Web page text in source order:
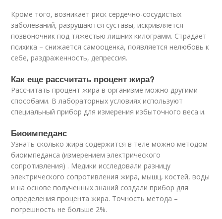
Кроме того, возникает риск сердечно-сосудистых
заболеваний, разрушаются суставы, искривляется
позвоночник под тяжестью лишних килограмм. Страдает
психика – снижается самооценка, появляется нелюбовь к
себе, раздраженность, депрессия.
Как еще рассчитать процент жира?
Рассчитать процент жира в организме можно другими
способами. В лабораторных условиях используют
специальный прибор для измерения избыточного веса и.
Биоимпеданс
Узнать сколько жира содержится в теле можно методом
биоимпеданса (измерением электрического
сопротивления) . Медики исследовали разницу
электрического сопротивления жира, мышц, костей, воды
и на основе полученных знаний создали прибор для
определения процента жира. Точность метода –
погрешность не больше 2%.